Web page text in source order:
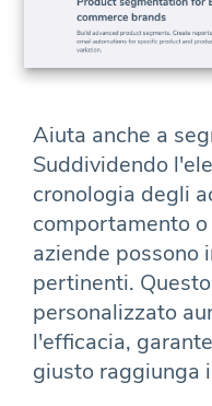
Aiuta anche a
Suddividendo
cronologia degli
comportamento
aziende possono
pertinenti.
personalizzato
l'efficacia,
giusto raggiunga